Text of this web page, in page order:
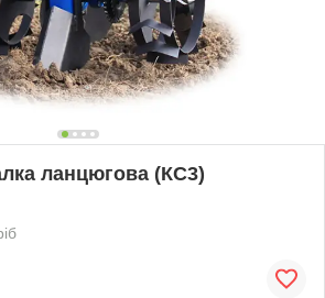
ланцюгова (КС3)